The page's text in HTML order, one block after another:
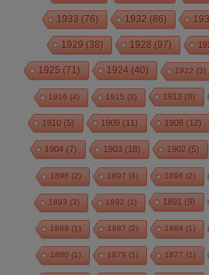
1933 (76) 1932 (86)
1929 (38) 1928 (97)
1925 (71) 1924 (40) 1922 (3)
1916 (4) 1915 (3) 1913 (8)
1910 (5) 1909 (11) 1908 (12)
1904 (7) 1903 (18) 1902 (5)
1898 (2) 1897 (4) 1896 (2)
1893 (3) 1892 (1) 1891 (9)
1888 (1) 1887 (2) 1884 (1)
1880 (1) 1879 (1) 1877 (1)